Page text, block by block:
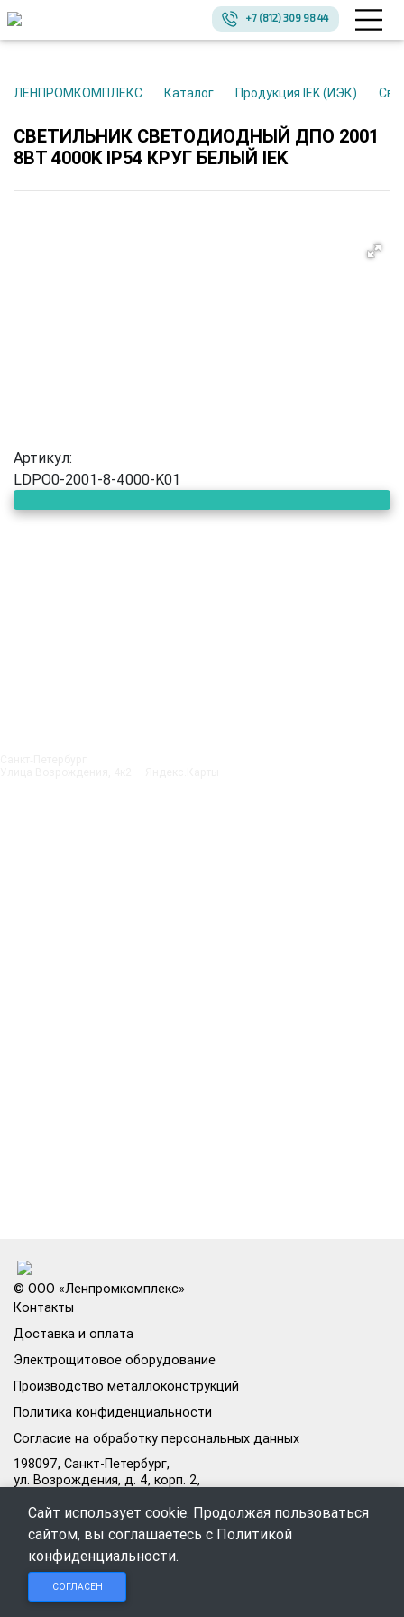
+7 (812) 309 98 44
ЛЕНПРОМКОМПЛЕКС Каталог Продукция IEK (ИЭК)
СВЕТИЛЬНИК СВЕТОДИОДНЫЙ ДПО 2001
8ВТ 4000K IP54 КРУГ БЕЛЫЙ IEK
Артикул:
LDPO0-2001-8-4000-K01
© ООО «Ленпромкомплекс»
Контакты
Доставка и оплата
Электрощитовое оборудование
Производство металлоконструкций
Политика конфиденциальности
Согласие на обработку персональных данных
198097, Санкт-Петербург,
ул. Возрождения, д. 4, корп. 2,
Режим работы офиса:
Пн–Пт: 09:00–18:00
+7 (812) 309-98-44
Сайт использует cookie. Продолжая пользоваться
сайтом, вы соглашаетесь с Политикой
конфиденциальности.
СОГЛАСЕН